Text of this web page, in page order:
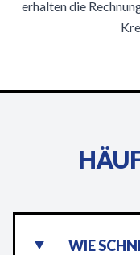
erhalten die
WIE